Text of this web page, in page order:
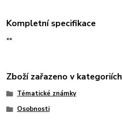
Kompletní specifikace
**
Zboží zařazeno v kategoriích
Tématické známky
Osobnosti